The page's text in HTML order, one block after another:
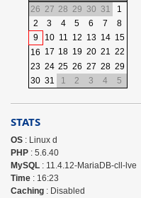
26 27 28 29 30 31
1
2
3 4 5 6 7
8
9
10 11 12 13 14 15
16 17 18 19 20 21 22
23 24 25 26 27 28 29
30 31 1 2 3 4 5
STATS
OS: Linux d
PHP: 5.6.40
MySQL: 11.4.12-MariaDB-cll-lve
Time: 16:23
Caching: Disabled